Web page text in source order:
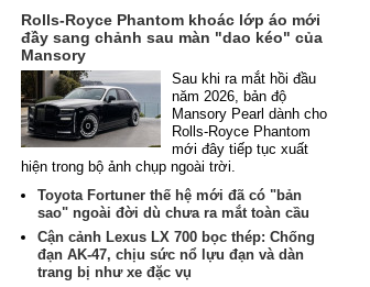
Rolls-Royce Phantom khoác lớp áo mới
đầy sang chảnh sau màn "dao kéo" của
Mansory
Sau khi ra mắt hồi đầu
năm 2026, bản độ
Mansory Pearl dành cho
Rolls-Royce Phantom
mới đây tiếp tục xuất
hiện trong bộ ảnh chụp ngoài trời.
Toyota Fortuner thế hệ mới đã có "bản
sao" ngoài đời dù chưa ra mắt toàn cầu
Cận cảnh Lexus LX 700 bọc thép: Chống
đạn AK-47, chịu sức nổ lựu đạn và dàn
trang bị như xe đặc vụ